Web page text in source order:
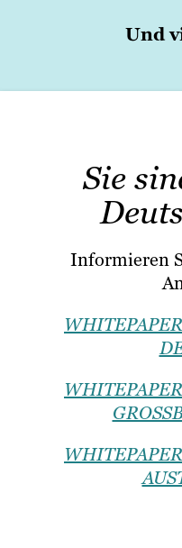
Und
Sie
Informieren